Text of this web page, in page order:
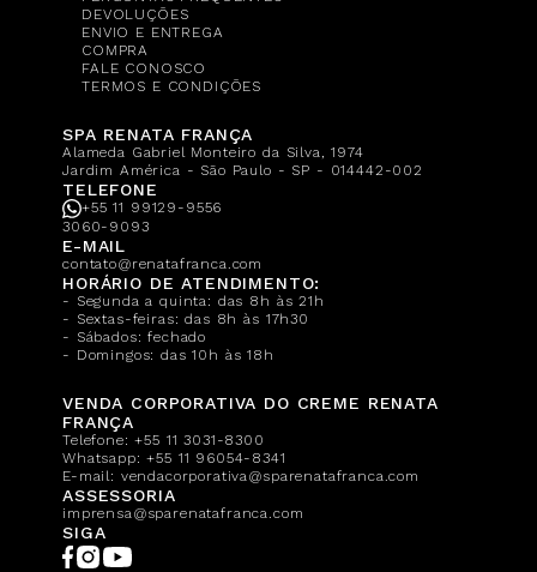
DEVOLUÇÕES
ENVIO E ENTREGA
COMPRA
FALE CONOSCO
TERMOS E CONDIÇÕES
SPA RENATA FRANÇA
Alameda Gabriel Monteiro da Silva, 1974
Jardim América - São Paulo - SP - 014442-002
TELEFONE
+55 11 99129-9556
3060-9093
E-MAIL
contato@renatafranca.com
HORÁRIO DE ATENDIMENTO:
- Segunda a quinta: das 8h às 21h
- Sextas-feiras: das 8h às 17h30
- Sábados: fechado
- Domingos: das 10h às 18h
VENDA CORPORATIVA DO CREME RENATA
FRANÇA
Telefone:+55 11 3031-8300
Whatsapp:+55 11 96054-8341
E-mail: vendacorporativa@sparenatafranca.com
ASSESSORIA
imprensa@sparenatafranca.com
SIGA